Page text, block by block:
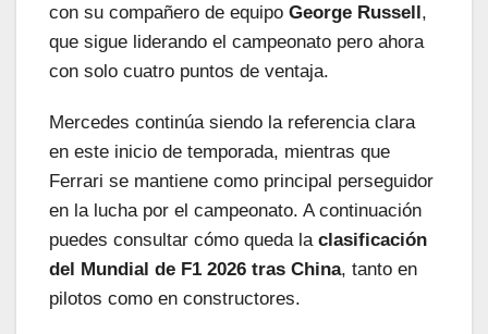
con su compañero de equipo George Russell,
que sigue liderando el campeonato pero ahora
con solo cuatro puntos de ventaja.
Mercedes continúa siendo la referencia clara
en este inicio de temporada, mientras que
Ferrari se mantiene como principal perseguidor
en la lucha por el campeonato. A continuación
puedes consultar cómo queda la clasificación
del Mundial de F1 2026 tras China, tanto en
pilotos como en constructores.